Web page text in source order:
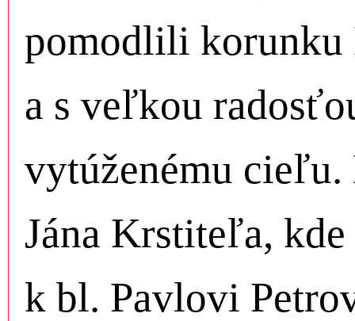
pomodlili korunku
a s veľkou
vytúženému cieľu.
Jána Krstiteľa,
k bl. Pavlovi